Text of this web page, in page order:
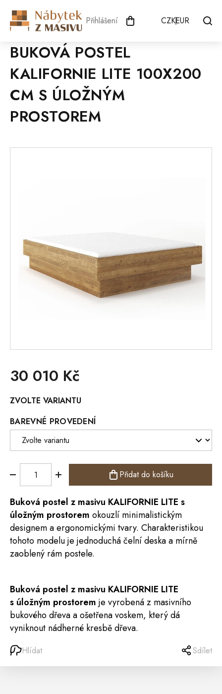
obsah
Přihlášení CZKEUR
BUKOVÁ POSTEL
KALIFORNIE LITE 100X200
CM S ÚLOŽNÝM
PROSTOREM
30 010 Kč
cena:
ZVOLTE VARIANTU
BAREVNÉ PROVEDENÍ
Přidat do košíku
Buková postel z masivu KALIFORNIE LITE s
úložným prostorem okouzlí minimalistickým
designem a ergonomickými tvary. Charakteristikou
tohoto modelu je jednoduchá čelní deska a mírně
zaoblený rám postele.
Buková postel z masivu KALIFORNIE LITE
s úložným prostorem je vyrobená z masivního
bukového dřeva a ošetřena voskem, který dá
vyniknout nádherné kresbě dřeva.
Hlídat Sdílet